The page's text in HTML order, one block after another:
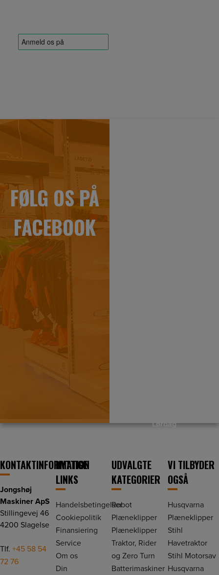
FØLG OS PÅ
FACEBOOK
Lørdag
Lukket
KONTAKTINFORMATION
Jongshøj
Maskiner ApS
Stillingevej 46
4200 Slagelse
Tlf. +45 58 54
72 76
NYTTIGE
LINKS
Handelsbetingelser
Cookiepolitik
Finansiering
Service
Om os
Din
UDVALGTE
KATEGORIER
Robot
Plæneklipper
Plæneklipper
Traktor, Rider
og Zero Turn
Batterimaskiner
VI TILBYDER
OGSÅ
Husqvarna
Plæneklipper
Stihl
Havetraktor
Stihl Motorsav
Husqvarna